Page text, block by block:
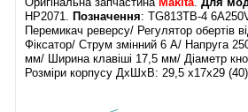
HP2071.
Позначення: TG813TB-4
Перемикач реверсу/ Регулятор обертів
Фіксатор/ Струм змінний 6 А/ Напруга
мм/ Ширина клавіші 17,5 мм/ Діаметр
Розміри корпусу ДхШхВ: 29,5 х17х29